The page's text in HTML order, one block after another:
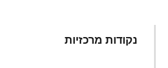
נקודות מרכזיות